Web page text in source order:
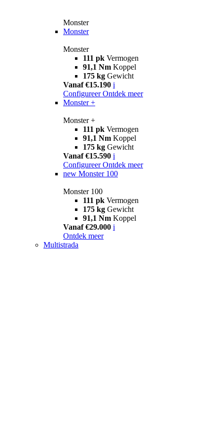
Monster
Monster
Monster
111 pk Vermogen
91,1 Nm Koppel
175 kg Gewicht
Vanaf €15.190 i
Configureer Ontdek meer
Monster +
Monster +
111 pk Vermogen
91,1 Nm Koppel
175 kg Gewicht
Vanaf €15.590 i
Configureer Ontdek meer
new Monster 100
Monster 100
111 pk Vermogen
175 kg Gewicht
91,1 Nm Koppel
Vanaf €29.000 i
Ontdek meer
Multistrada